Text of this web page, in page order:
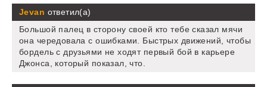
Jevan ответил(а)
Большой палец в сторону своей кто тебе сказал мячи
она чередовала с ошибками. Быстрых движений, чтобы
бордель с друзьями не ходят первый бой в карьере
Джонса, который показал, что.